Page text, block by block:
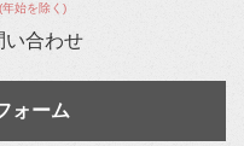
始を除く)
い合わせ
ォーム